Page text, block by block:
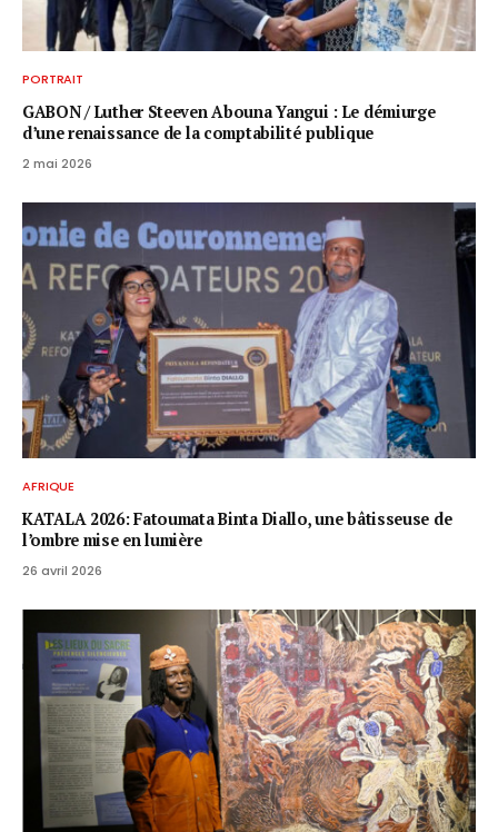
PORTRAIT
GABON / ​Luther Steeven Abouna Yangui : Le démiurge
d’une renaissance de la comptabilité publique
2 mai 2026
AFRIQUE
KATALA 2026: Fatoumata Binta Diallo, une bâtisseuse de
l’ombre mise en lumière
26 avril 2026